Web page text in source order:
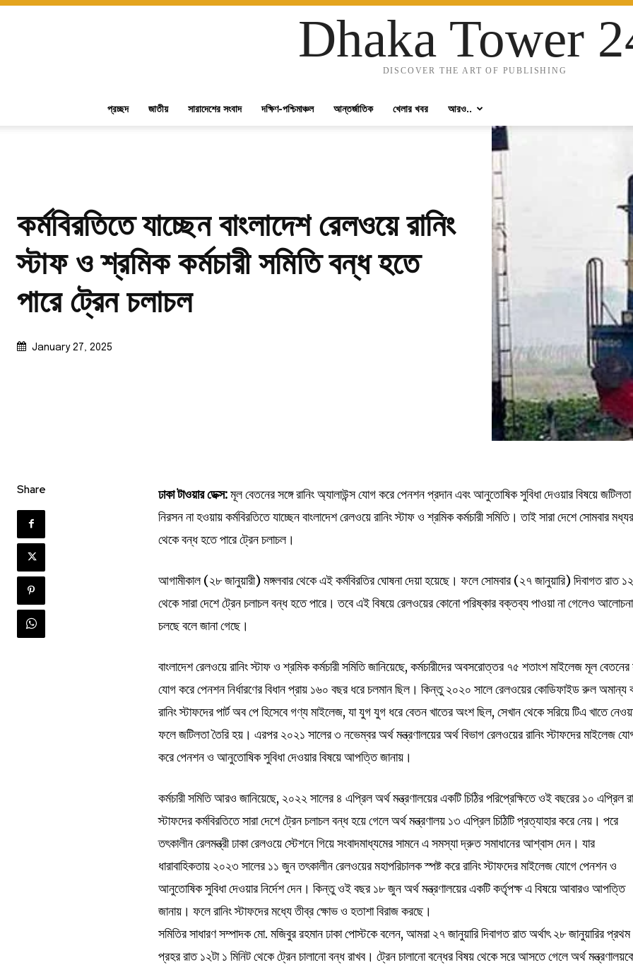
Dhaka Tower
DISCOVER THE ART OF PUBLISHING
প্রচ্ছদ জাতীয় সারাদেশের সংবাদ দক্ষিণ-পশ্চিমাঞ্চল আন্তর্জাতিক খেলার খবর আরও..
কর্মবিরতিতে যাচ্ছেন বাংলাদেশ রেলওয়ে রানিং
স্টাফ ও শ্রমিক কর্মচারী সমিতি বন্ধ হতে
পারে ট্রেন চলাচল
January 27, 2025
Share ঢাকা টাওয়ার ডেক্স:মূল বেতনের সঙ্গে রানিং অ্যালাউন্স যোগ করে পেনশন প্রদান এবং আনুতোষিক সুবিধা দেওয়ার বিষয়ে জটিলতা
নিরসন না হওয়ায় কর্মবিরতিতে যাচ্ছেন বাংলাদেশ রেলওয়ে রানিং স্টাফ ও শ্রমিক কর্মচারী সমিতি। তাই সারা দেশে সোমবার
থেকে বন্ধ হতে পারে ট্রেন চলাচল।
আগামীকাল (২৮ জানুয়ারী) মঙ্গলবার থেকে এই কর্মবিরতির ঘোষনা দেয়া হয়েছে। ফলে সোমবার (২৭ জানুয়ারি) দিবাগত রাত
থেকে সারা দেশে ট্রেন চলাচল বন্ধ হতে পারে। তবে এই বিষয়ে রেলওয়ের কোনো পরিষ্কার বক্তব্য পাওয়া না গেলেও আলোচনা
চলছে বলে জানা গেছে।
বাংলাদেশ রেলওয়ে রানিং স্টাফ ও শ্রমিক কর্মচারী সমিতি জানিয়েছে, কর্মচারীদের অবসরোত্তর ৭৫ শতাংশ মাইলেজ মূল বেতনের
যোগ করে পেনশন নির্ধারণের বিধান প্রায় ১৬০ বছর ধরে চলমান ছিল। কিন্তু ২০২০ সালে রেলওয়ের কোডিফাইড রুল অমান্য
রানিং স্টাফদের পার্ট অব পে হিসেবে গণ্য মাইলেজ, যা যুগ যুগ ধরে বেতন খাতের অংশ ছিল, সেখান থেকে সরিয়ে টিএ খাতে
ফলে জটিলতা তৈরি হয়। এরপর ২০২১ সালের ৩ নভেম্বর অর্থ মন্ত্রণালয়ের অর্থ বিভাগ রেলওয়ের রানিং স্টাফদের মাইলেজ
করে পেনশন ও আনুতোষিক সুবিধা দেওয়ার বিষয়ে আপত্তি জানায়।
কর্মচারী সমিতি আরও জানিয়েছে, ২০২২ সালের ৪ এপ্রিল অর্থ মন্ত্রণালয়ের একটি চিঠির পরিপ্রেক্ষিতে ওই বছরের ১০ এপ্রিল
স্টাফদের কর্মবিরতিতে সারা দেশে ট্রেন চলাচল বন্ধ হয়ে গেলে অর্থ মন্ত্রণালয় ১৩ এপ্রিল চিঠিটি প্রত্যাহার করে নেয়। পরে
তৎকালীন রেলমন্ত্রী ঢাকা রেলওয়ে স্টেশনে গিয়ে সংবাদমাধ্যমের সামনে এ সমস্যা দ্রুত সমাধানের আশ্বাস দেন। যার
ধারাবাহিকতায় ২০২৩ সালের ১১ জুন তৎকালীন রেলওয়ের মহাপরিচালক স্পষ্ট করে রানিং স্টাফদের মাইলেজ যোগে পেনশন ও
আনুতোষিক সুবিধা দেওয়ার নির্দেশ দেন। কিন্তু ওই বছর ১৮ জুন অর্থ মন্ত্রণালয়ের একটি কর্তৃপক্ষ এ বিষয়ে আবারও আপত্তি
জানায়। ফলে রানিং স্টাফদের মধ্যে তীব্র ক্ষোভ ও হতাশা বিরাজ করছে।
সমিতির সাধারণ সম্পাদক মো. মজিবুর রহমান ঢাকা পোস্টকে বলেন, আমরা ২৭ জানুয়ারি দিবাগত রাত অর্থাৎ ২৮ জানুয়ারির প্রথম
প্রহর রাত ১২টা ১ মিনিট থেকে ট্রেন চালানো বন্ধ রাখব। ট্রেন চালানো বন্ধের বিষয় থেকে সরে আসতে গেলে অর্থ